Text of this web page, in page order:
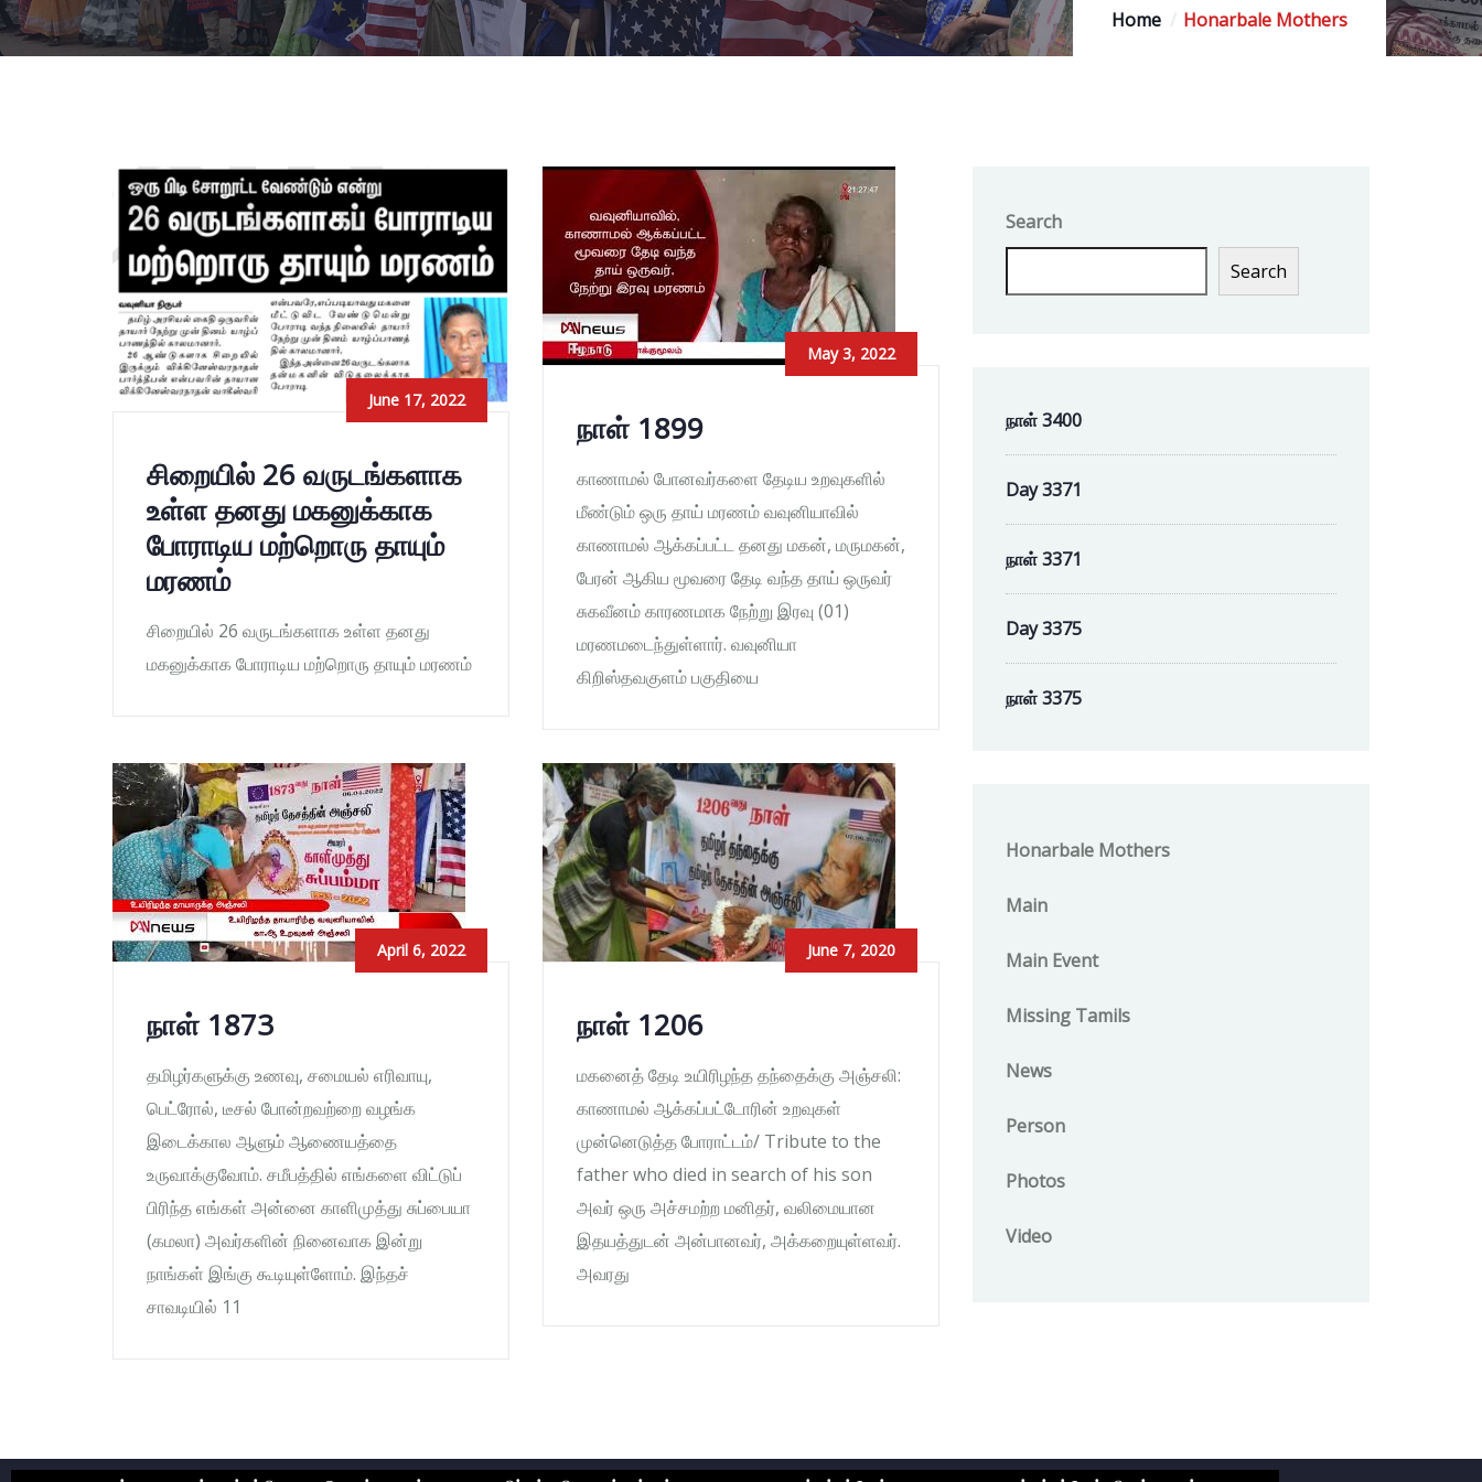
Home Honarbale Mothers
June 17, 2022
சிறையில் 26 வருடங்களாக
உள்ள தனது மகனுக்காக
போராடிய மற்றொரு தாயும்
மரணம்
சிறையில் 26 வருடங்களாக உள்ள தனது
மகனுக்காக போராடிய மற்றொரு தாயும் மரணம்
May 3, 2022
நாள் 1899
காணாமல் போனவர்களை தேடிய உறவுகளில்
மீண்டும் ஒரு தாய் மரணம் வவுனியாவில்
காணாமல் ஆக்கப்பட்ட தனது மகன், மருமகன்,
பேரன் ஆகிய மூவரை தேடி வந்த தாய் ஒருவர்
சுகவீனம் காரணமாக நேற்று இரவு (01)
மரணமடைந்துள்ளார். வவுனியா
கிறிஸ்தவகுளம் பகுதியை
April 6, 2022
நாள் 1873
தமிழர்களுக்கு உணவு, சமையல் எரிவாயு,
பெட்ரோல், டீசல் போன்றவற்றை வழங்க
இடைக்கால ஆளும் ஆணையத்தை
உருவாக்குவோம். சமீபத்தில் எங்களை விட்டுப்
பிரிந்த எங்கள் அன்னை காளிமுத்து சுப்பையா
(கமலா) அவர்களின் நினைவாக இன்று
நாங்கள் இங்கு கூடியுள்ளோம். இந்தச்
சாவடியில் 11
June 7, 2020
நாள் 1206
மகனைத் தேடி உயிரிழந்த தந்தைக்கு அஞ்சலி:
காணாமல் ஆக்கப்பட்டோரின் உறவுகள்
முன்னெடுத்த போராட்டம்/ Tribute to the
father who died in search of his son
அவர் ஒரு அச்சமற்ற மனிதர், வலிமையான
இதயத்துடன் அன்பானவர், அக்கறையுள்ளவர்.
அவரது
Search
Search
நாள் 3400
Day 3371
நாள் 3371
Day 3375
நாள் 3375
Honarbale Mothers
Main
Main Event
Missing Tamils
News
Person
Photos
Video